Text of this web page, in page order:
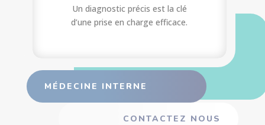
Un diagnostic précis est la clé
d’une prise en charge efficace.
MÉDECINE INTERNE
CONTACTEZ NOUS